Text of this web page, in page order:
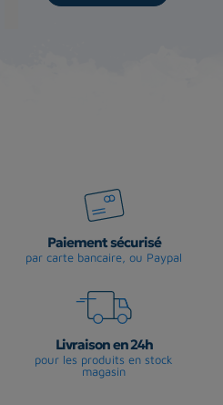
Paiement sécurisé
par carte bancaire, ou Paypal
Livraison en 24h
pour les produits en stock
magasin